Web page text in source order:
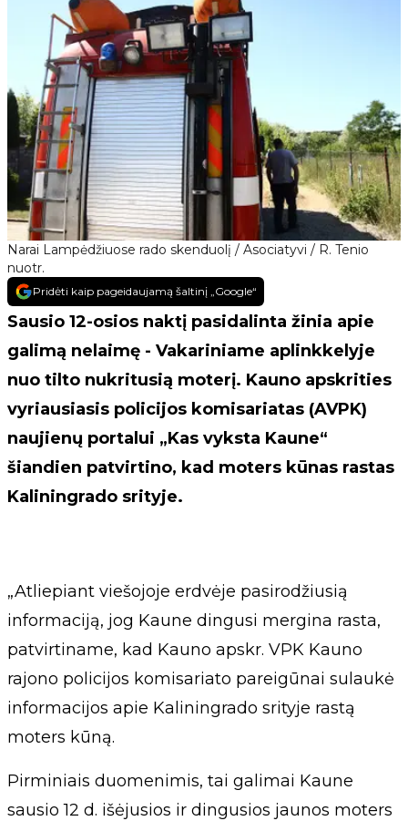
Narai Lampėdžiuose rado skenduolį / Asociatyvi / R. Tenio
nuotr.
Pridėti kaip pageidaujamą šaltinį „Google“
Sausio 12-osios naktį pasidalinta žinia apie
galimą nelaimę - Vakariniame aplinkkelyje
nuo tilto nukritusią moterį. Kauno apskrities
vyriausiasis policijos komisariatas (AVPK)
naujienų portalui „Kas vyksta Kaune“
šiandien patvirtino, kad moters kūnas rastas
Kaliningrado srityje.
„Atliepiant viešojoje erdvėje pasirodžiusią
informaciją, jog Kaune dingusi mergina rasta,
patvirtiname, kad Kauno apskr. VPK Kauno
rajono policijos komisariato pareigūnai sulaukė
informacijos apie Kaliningrado srityje rastą
moters kūną.
Pirminiais duomenimis, tai galimai Kaune
sausio 12 d. išėjusios ir dingusios jaunos moters